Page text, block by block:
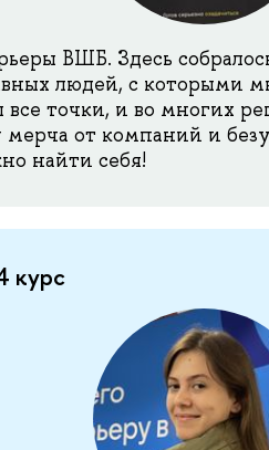
ВШБ. Здесь
людей, с которыми
точки, и во многих
от компаний и
найти себя!
курс